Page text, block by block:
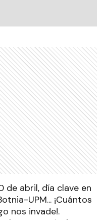
de abril, día clave en
UPM... ¡Cuántos
nos invade!.